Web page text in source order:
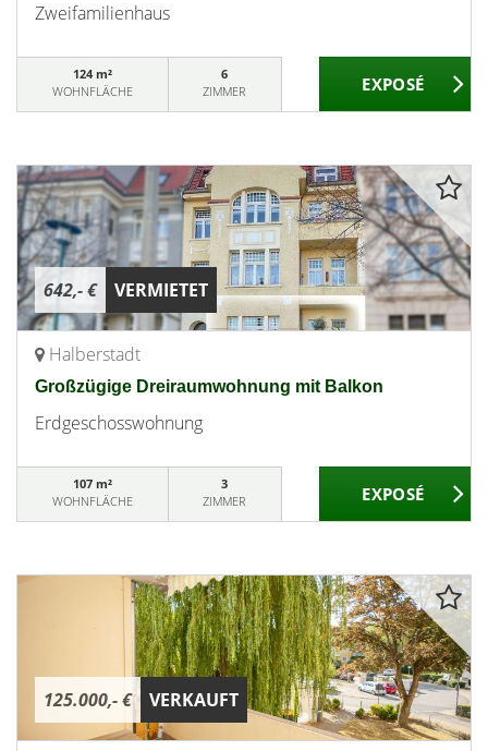
Zweifamilienhaus
124 m²
WOHNFLÄCHE
6
ZIMMER
642,- € VERMIETET
Halberstadt
Großzügige Dreiraumwohnung mit Balkon
Erdgeschosswohnung
107 m²
WOHNFLÄCHE
3
ZIMMER
125.000,- € VERKAUFT